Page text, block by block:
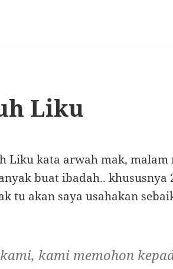
Liku
Liku kata arwah mak, malam
buat ibadah.. khususnya
tu akan saya usahakan
kami memohon